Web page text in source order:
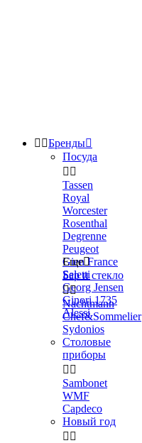
 Бренды
Посуда
 
Tassen
Royal
Worcester
Rosenthal
Degrenne
Peugeot
Gien France
Seletti
Georg Jensen
Ginori 1735
Alessi
Еще
Бар и стекло

Nachtmann
Chef&Sommelier
Sydonios
Столовые
приборы
 
Sambonet
WMF
Capdeco
Новый год
 